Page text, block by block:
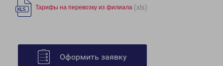
Тарифы на перевозку из филиала (xls)
Оформить заявку